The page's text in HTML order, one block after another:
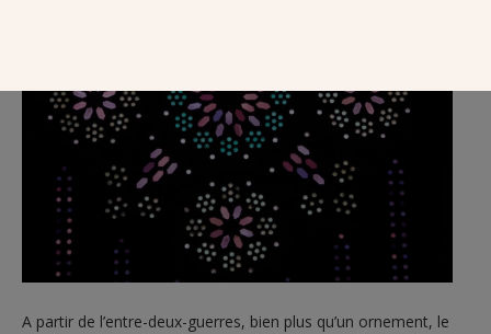
A partir de l’entre-deux-guerres, bien plus qu’un ornement, le